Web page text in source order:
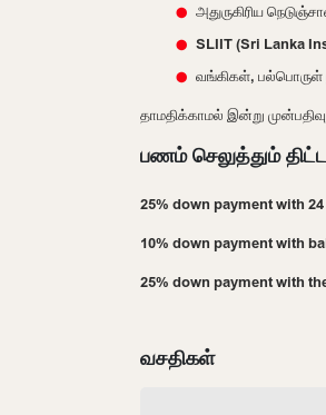
அதுருகிரிய
SLIIT (Sri Lanka
வங்கிகள், பல்பொருள்
தாமதிக்காமல் இன்று
பணம் செலுத்தும்
25% down payment with
10% down payment with
25% down payment with
வசதிகள்